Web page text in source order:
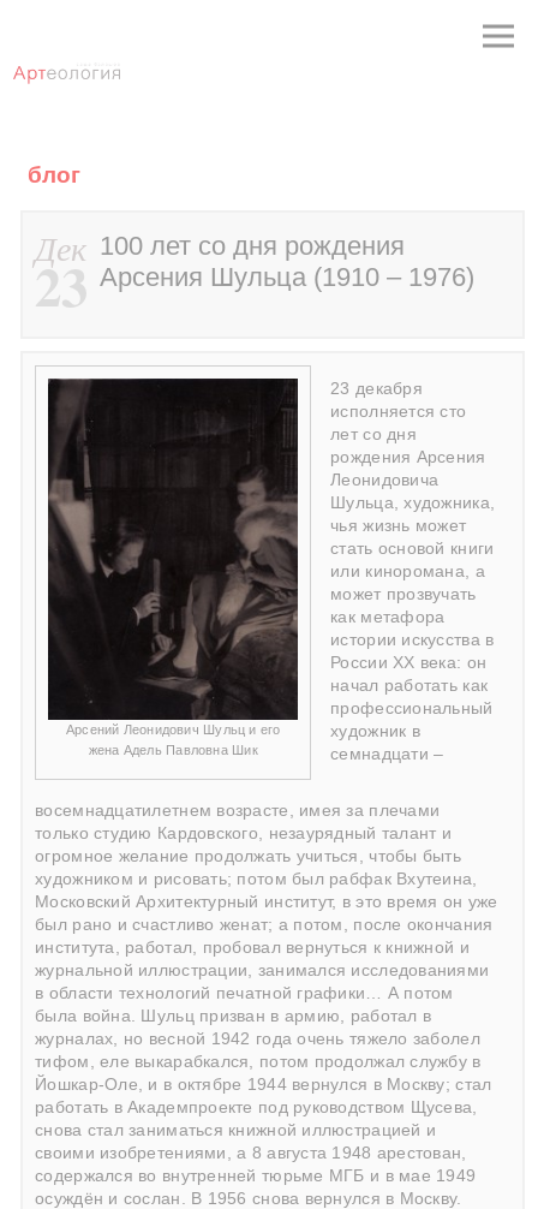
блог
Дек
23
100 лет со дня рождения
Арсения Шульца (1910 – 1976)
Арсений Леонидович Шульц и его
жена Адель Павловна Шик
23 декабря
исполняется сто
лет со дня
рождения Арсения
Леонидовича
Шульца, художника,
чья жизнь может
стать основой книги
или киноромана, а
может прозвучать
как метафора
истории искусства в
России ХХ века: он
начал работать как
профессиональный
художник в
семнадцати –
восемнадцатилетнем возрасте, имея за плечами
только студию Кардовского, незаурядный талант и
огромное желание продолжать учиться, чтобы быть
художником и рисовать; потом был рабфак Вхутеина,
Московский Архитектурный институт, в это время он уже
был рано и счастливо женат; а потом, после окончания
института, работал, пробовал вернуться к книжной и
журнальной иллюстрации, занимался исследованиями
в области технологий печатной графики… А потом
была война. Шульц призван в армию, работал в
журналах, но весной 1942 года очень тяжело заболел
тифом, еле выкарабкался, потом продолжал службу в
Йошкар-Оле, и в октябре 1944 вернулся в Москву; стал
работать в Академпроекте под руководством Щусева,
снова стал заниматься книжной иллюстрацией и
своими изобретениями, а 8 августа 1948 арестован,
содержался во внутренней тюрьме МГБ и в мае 1949
осуждён и сослан. В 1956 снова вернулся в Москву.